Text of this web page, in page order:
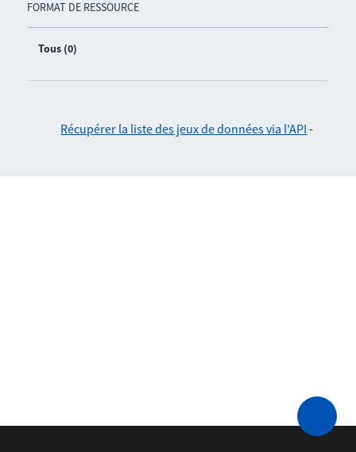
FORMAT DE RESSOURCE
Tous (0)
Récupérer la liste des jeux de données via l'API -